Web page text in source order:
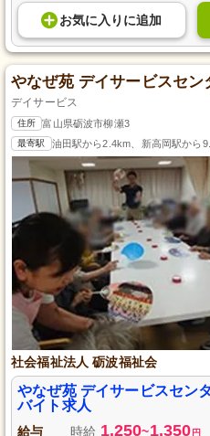
お気に入り に追加
やなぜ苑 デイサービスセン
デイサービス
住所 富山県砺波市柳瀬3
最寄駅 油田駅から2.4km、新高岡駅から
社会福祉法人 砺波福祉会
やなぜ苑 デイサービスセン
バイト求人
給与 時給 1,250~1,350 円